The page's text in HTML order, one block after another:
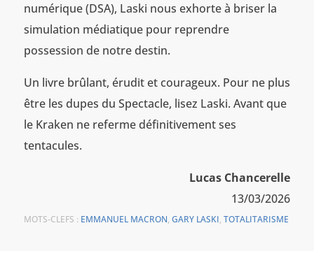
numérique (DSA), Laski nous exhorte à briser la
simulation médiatique pour reprendre
possession de notre destin.
Un livre brûlant, érudit et courageux. Pour ne plus
être les dupes du Spectacle, lisez Laski. Avant que
le Kraken ne referme définitivement ses
tentacules.
Lucas Chancerelle
13/03/2026
MOTS-CLEFS : EMMANUEL MACRON, GARY LASKI, TOTALITARISME